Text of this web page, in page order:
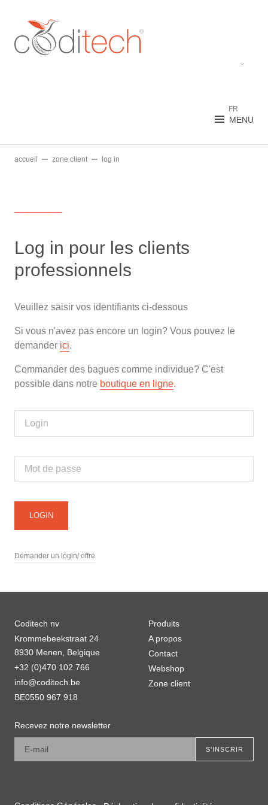
FR
MENU
accueil zone client log in
Log in pour les clients
professionnels
Veuillez saisir vos identifiants ci-dessous
Si vous n'avez pas encore un login? Vous pouvez le
demander ici.
Commander des bagues comme individue? C'est
possible dans notre boutique en ligne.
LOGIN
Demander un login/ offre
Coditech nv
Krommebeekstraat 24
8930 Menen,
Belgique
+32 (0)470 102 766
info@coditech.be
BE0550 967 918
Produits
A propos
Contact
Webshop
Zone client
Recevez notre newsletter
Leave
S'INSCRIR